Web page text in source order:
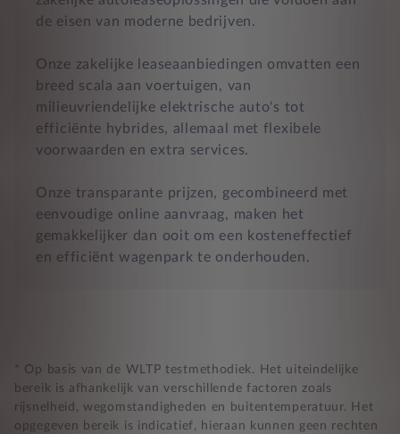
de eisen van moderne bedrijven.
Onze zakelijke leaseaanbiedingen omvatten een
breed scala aan voertuigen, van
milieuvriendelijke elektrische auto's tot
efficiënte hybrides, allemaal met flexibele
voorwaarden en extra services.
Onze transparante prijzen, gecombineerd met
eenvoudige online aanvraag, maken het
gemakkelijker dan ooit om een kosteneffectief
en efficiënt wagenpark te onderhouden.
* Op basis van de WLTP testmethodiek. Het uiteindelijke
bereik is afhankelijk van verschillende factoren zoals
rijsnelheid, wegomstandigheden en buitentemperatuur. Het
opgegeven bereik is indicatief, hieraan kunnen geen rechten